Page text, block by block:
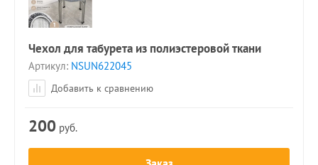
Чехол для табурета из полиэстеровой ткани
Артикул: NSUN622045
Добавить к сравнению
200 руб.